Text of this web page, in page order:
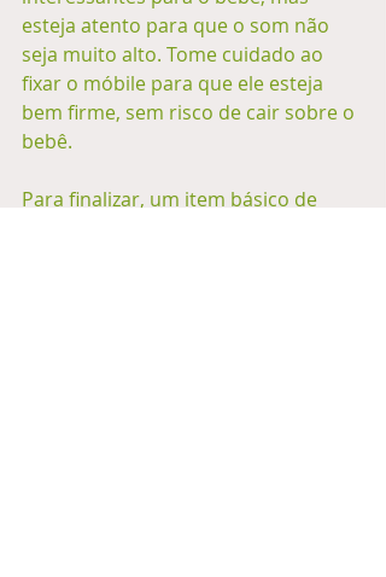
esteja atento para que o som não
seja muito alto. Tome cuidado ao
fixar o móbile para que ele esteja
bem firme, sem risco de cair sobre o
bebê.
Para finalizar, um item básico de